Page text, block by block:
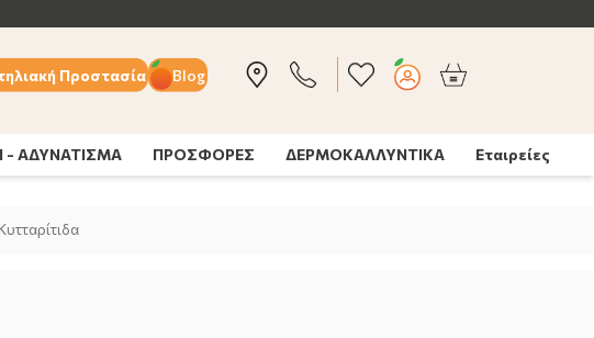
Προστασία Blog
ΑΔΥΝΑΤΙΣΜΑ ΠΡΟΣΦΟΡΕΣ ΔΕΡΜΟΚΑΛΛΥΝΤΙΚΑ Εταιρείες
Κυτταρίτιδα